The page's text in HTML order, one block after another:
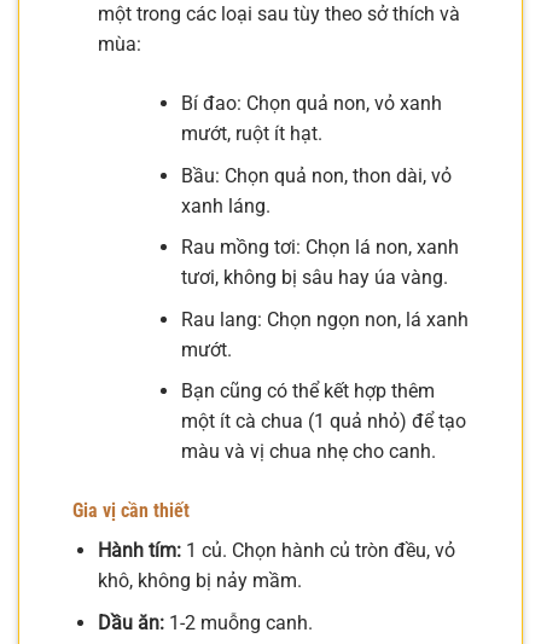
một trong các loại sau tùy theo sở thích và
mùa:
Bí đao: Chọn quả non, vỏ xanh
mướt, ruột ít hạt.
Bầu: Chọn quả non, thon dài, vỏ
xanh láng.
Rau mồng tơi: Chọn lá non, xanh
tươi, không bị sâu hay úa vàng.
Rau lang: Chọn ngọn non, lá xanh
mướt.
Bạn cũng có thể kết hợp thêm
một ít cà chua (1 quả nhỏ) để tạo
màu và vị chua nhẹ cho canh.
Gia vị cần thiết
Hành tím:1 củ. Chọn hành củ tròn đều, vỏ
khô, không bị nảy mầm.
Dầu ăn:1-2 muỗng canh.